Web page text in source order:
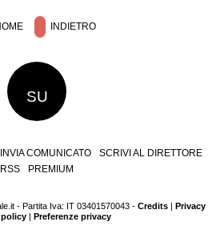
INDIETRO
SU
INVIA COMUNICATO
SCRIVI AL DIRETTORE
RSS
PREMIUM
- Partita Iva: IT 03401570043 - Credits | Privacy
| Preferenze privacy